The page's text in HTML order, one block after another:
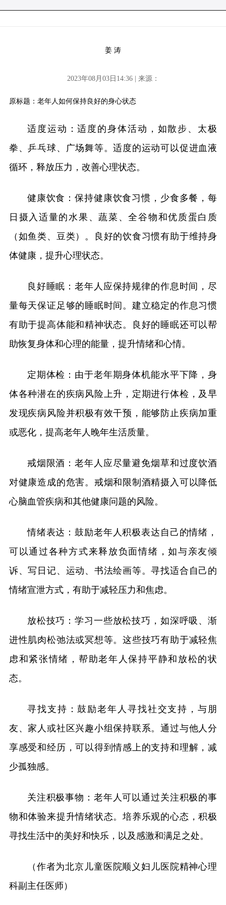
姜 涛
2023年08月03日14:36 | 来源：
原标题：老年人如何保持良好的身心状态
适度运动：适度的身体活动，如散步、太极
拳、乒乓球、广场舞等。适度的运动可以促进血液
循环，释放压力，改善心理状态。
健康饮食：保持健康饮食习惯，少食多餐，每
日摄入适量的水果、蔬菜、全谷物和优质蛋白质
（如鱼类、豆类）。良好的饮食习惯有助于维持身
体健康，提升心理状态。
良好睡眠：老年人应保持规律的作息时间，尽
量每天保证足够的睡眠时间。建立稳定的作息习惯
有助于提高体能和精神状态。良好的睡眠还可以帮
助恢复身体和心理的能量，提升情绪和心情。
定期体检：由于老年期身体机能水平下降，身
体各种潜在的疾病风险上升，定期进行体检，及早
发现疾病风险并积极有效干预，能够防止疾病加重
或恶化，提高老年人晚年生活质量。
戒烟限酒：老年人应尽量避免烟草和过度饮酒
对健康造成的危害。戒烟和限制酒精摄入可以降低
心脑血管疾病和其他健康问题的风险。
情绪表达：鼓励老年人积极表达自己的情绪，
可以通过各种方式来释放负面情绪，如与亲友倾
诉、写日记、运动、书法绘画等。寻找适合自己的
情绪宣泄方式，有助于减轻压力和焦虑。
放松技巧：学习一些放松技巧，如深呼吸、渐
进性肌肉松弛法或冥想等。这些技巧有助于减轻焦
虑和紧张情绪，帮助老年人保持平静和放松的状
态。
寻找支持：鼓励老年人寻找社交支持，与朋
友、家人或社区兴趣小组保持联系。通过与他人分
享感受和经历，可以得到情感上的支持和理解，减
少孤独感。
关注积极事物：老年人可以通过关注积极的事
物和体验来提升情绪状态。培养乐观的心态，积极
寻找生活中的美好和快乐，以及感激和满足之处。
（作者为北京儿童医院顺义妇儿医院精神心理
科副主任医师）